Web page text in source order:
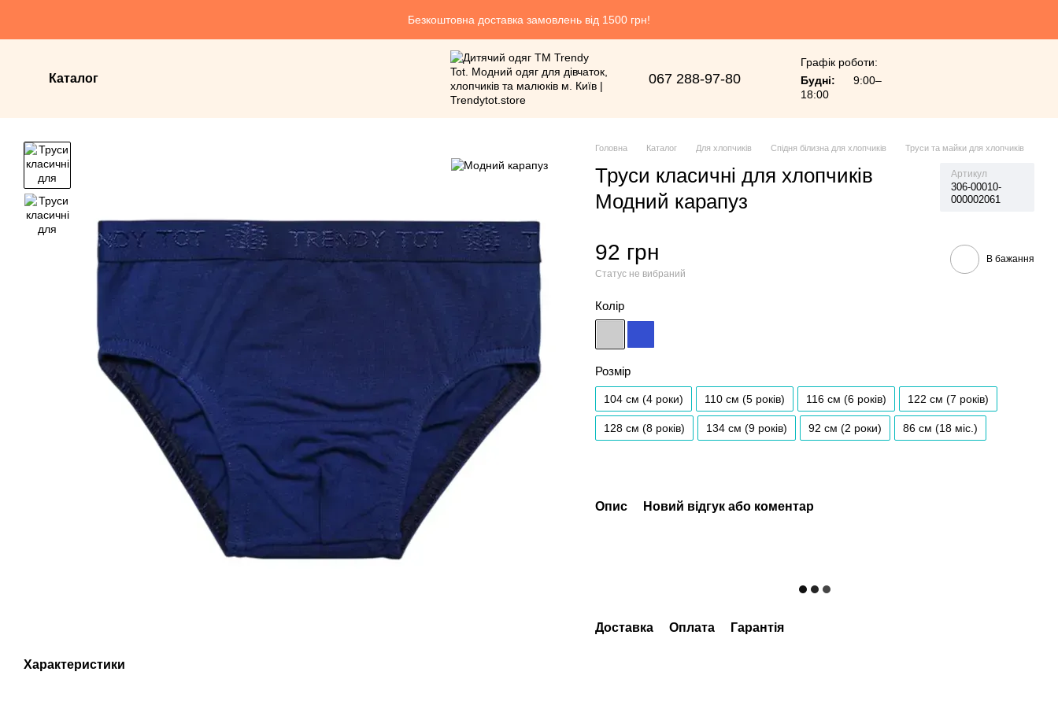
Безкоштовна доставка замовлень від 1500 грн!
Каталог 067 288-97-80
Графік роботи:
Будні:
9:00–
18:00
Характеристики
Головна Каталог Для хлопчиків Спідня білизна для хлопчиків Труси та майки для хлопчиків
Труси класичні для хлопчиків
Модний карапуз
Артикул
306-00010-
000002061
92 грн
Статус не вибраний
В бажання
Колір
Розмір
104 см (4 роки) 110 см (5 років) 116 см (6 років) 122 см (7 років)
128 см (8 років) 134 см (9 років) 92 см (2 роки) 86 см (18 мiс.)
Опис Новий відгук або коментар
Доставка Оплата Гарантія